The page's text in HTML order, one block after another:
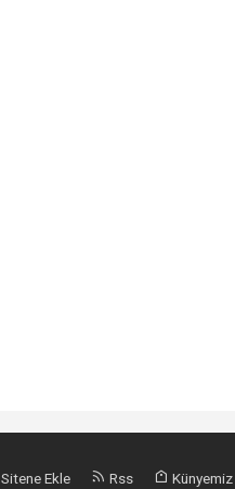
Sitene Ekle Rss Künyemiz